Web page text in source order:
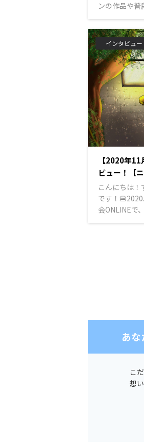
ンの作品や普
インタビュー
【2020年
ビュー！【
こんにちは
です！
会ONLINEで
あ
こ
想